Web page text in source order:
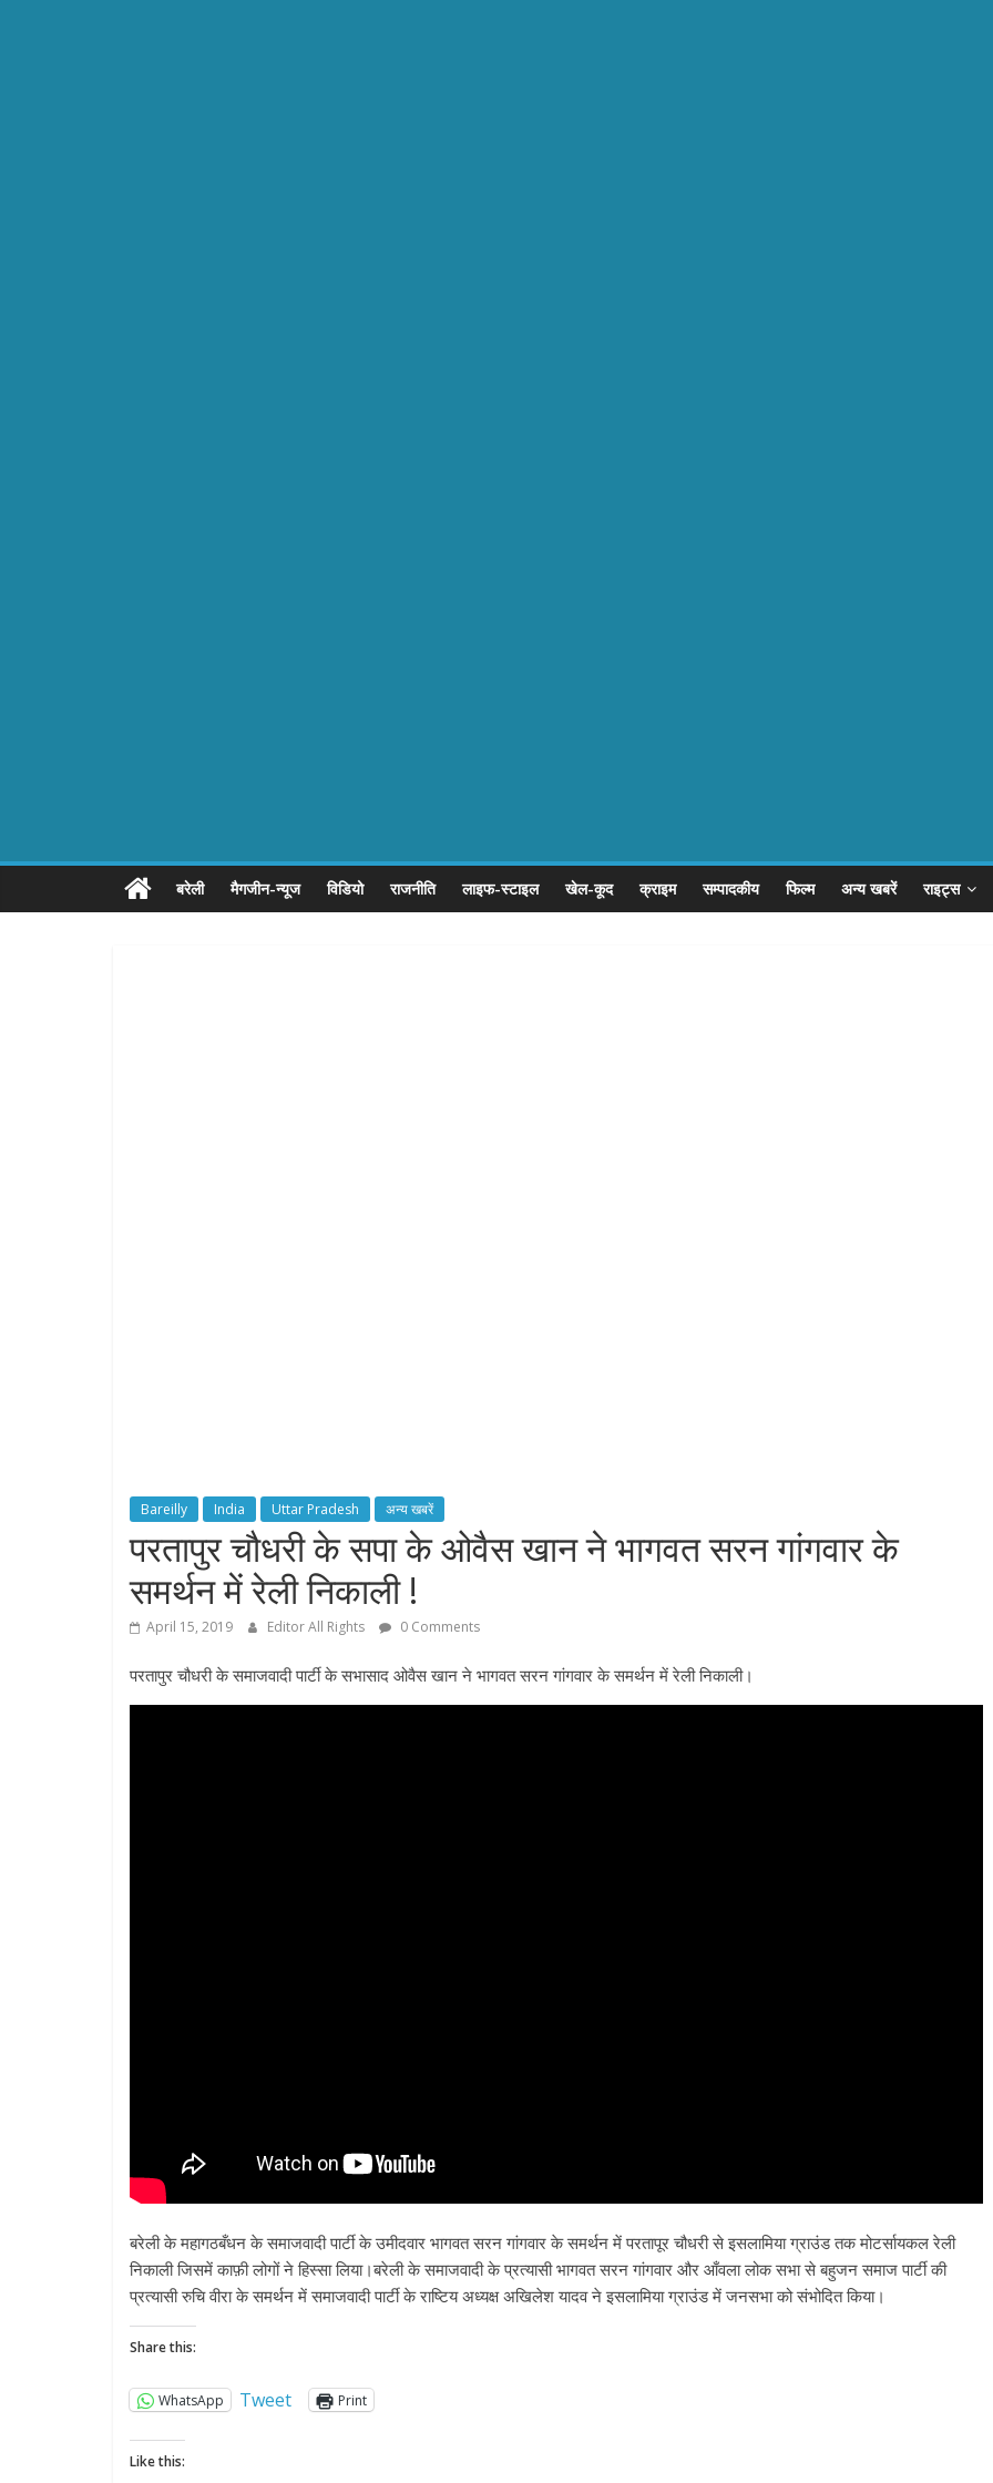
बरेली मैगजीन-न्यूज विडियो राजनीति लाइफ-स्टाइल खेल-कूद क्राइम सम्पादकीय फिल्म अन्य खबरें राइट्स
Bareilly India Uttar Pradesh अन्य खबरें
परतापुर चौधरी के सपा के ओवैस खान ने भागवत सरन गांगवार के
समर्थन में रेली निकाली !
April 15, 2019 Editor All Rights 0 Comments
परतापुर चौधरी के समाजवादी पार्टी के सभासाद ओवैस खान ने भागवत सरन गांगवार के समर्थन में रेली निकाली।
बरेली के महागठबँधन के समाजवादी पार्टी के उमीदवार भागवत सरन गांगवार के समर्थन में परतापूर चौधरी से इसलामिया ग्राउंड तक मोटर्सायकल रेली
निकाली जिसमें काफ़ी लोगों ने हिस्सा लिया।बरेली के समाजवादी के प्रत्यासी भागवत सरन गांगवार और आँवला लोक सभा से बहुजन समाज पार्टी की
प्रत्यासी रुचि वीरा के समर्थन में समाजवादी पार्टी के राष्टिय अध्यक्ष अखिलेश यादव ने इसलामिया ग्राउंड में जनसभा को संभोदित किया।
Share this:
WhatsApp Tweet Print
Like this: